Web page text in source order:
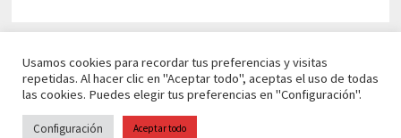
Usamos cookies para recordar tus preferencias y visitas
repetidas. Al hacer clic en "Aceptar todo", aceptas el uso de todas
las cookies. Puedes elegir tus preferencias en "Configuración".
Configuración Aceptar todo